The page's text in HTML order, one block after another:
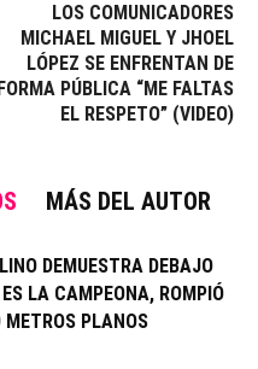
LOS COMUNICADORES
MICHAEL MIGUEL Y JHOEL
LÓPEZ SE ENFRENTAN DE
FORMA PÚBLICA “ME FALTAS
EL RESPETO” (VIDEO)
MÁS DEL AUTOR
DEMUESTRA DEBAJO
ES LA CAMPEONA, ROMPIÓ
METROS PLANOS